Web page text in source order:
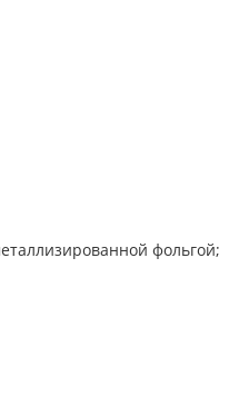
фольгой;